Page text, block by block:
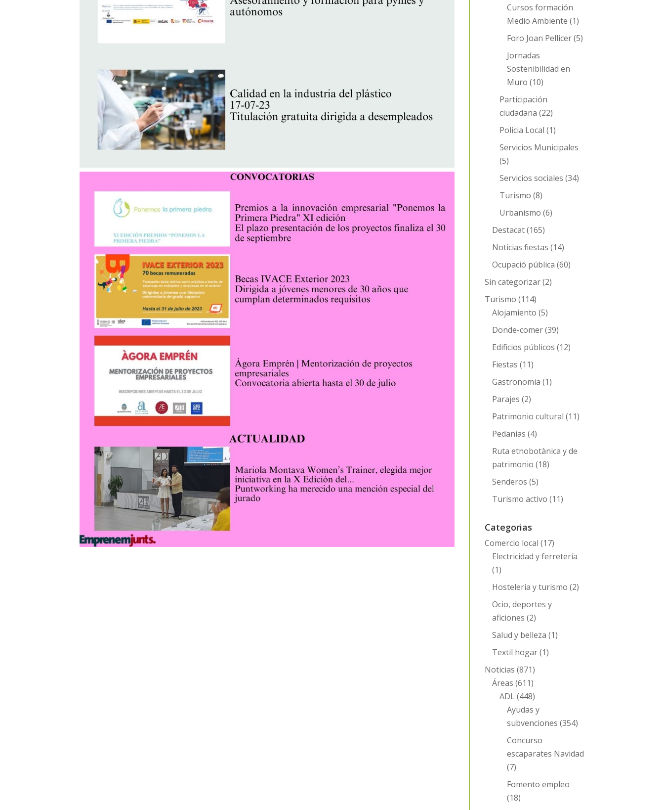
Cursos formación
Medio Ambiente (1)
Foro Joan Pellicer(5)
Jornadas
Sostenibilidad en
Muro (10)
Participación
ciudadana (22)
Policia Local (1)
Servicios Municipales
(5)
Servicios sociales (34)
Turismo (8)
Urbanismo (6)
Destacat(165)
Noticias fiestas (14)
Ocupació pública (60)
Sin categorizar(2)
Turismo (114)
Alojamiento (5)
Donde-comer(39)
Edificios públicos (12)
Fiestas (11)
Gastronomia (1)
Parajes (2)
Patrimonio cultural (11)
Pedanias (4)
Ruta etnobotànica y de
patrimonio (18)
Senderos (5)
Turismo activo (11)
Categorias
Comercio local (17)
Electricidad y ferretería
(1)
Hosteleria y turismo (2)
Ocio, deportes y
aficiones (2)
Salud y belleza (1)
Textil hogar(1)
Noticias (871)
Áreas (611)
ADL(448)
Ayudas y
subvenciones (354)
Concurso
escaparates Navidad
(7)
Fomento empleo
(18)